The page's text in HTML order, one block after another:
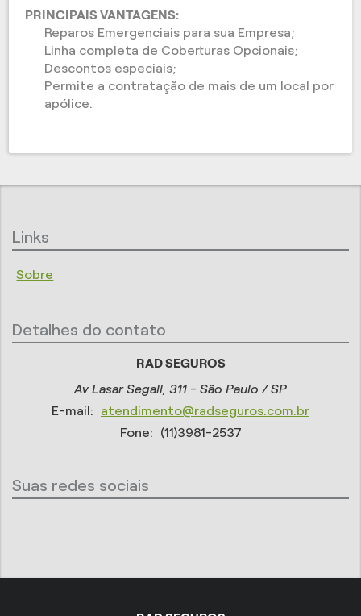
PRINCIPAIS VANTAGENS:
Reparos Emergenciais para sua Empresa;
Linha completa de Coberturas Opcionais;
Descontos especiais;
Permite a contratação de mais de um local por
apólice.
Links
Sobre
Detalhes do contato
RAD SEGUROS
Av Lasar Segall, 311 - São Paulo / SP
E-mail:
atendimento@radseguros.com.br
Fone:
(11)3981-2537
Suas redes sociais